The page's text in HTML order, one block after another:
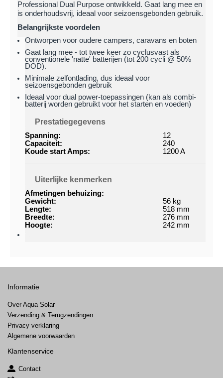
Professional Dual Purpose ontwikkeld. Gaat lang mee en
is onderhoudsvrij, ideaal voor seizoensgebonden gebruik.
Belangrijkste voordelen
Ontworpen voor oudere campers, caravans en boten
Gaat lang mee - tot twee keer zo cyclusvast als
conventionele 'natte' batterijen (tot 200 cycli @ 50%
DOD).
Minimale zelfontlading, dus ideaal voor
seizoensgebonden gebruik
Ideaal voor dual power-toepassingen (kan als combi-
batterij worden gebruikt voor het starten en voeden)
Prestatiegegevens
Spanning:
12
Capaciteit:
240
Koude start Amps:
1200 A
Uiterlijke kenmerken
Afmetingen behuizing:
Gewicht:
56 kg
Lengte:
518 mm
Breedte:
276 mm
Hoogte:
242 mm
Informatie
Over Aqua Solar
Verzending & Terugzendingen
Privacy verklaring
Algemene voorwaarden
Klantenservice
Contact